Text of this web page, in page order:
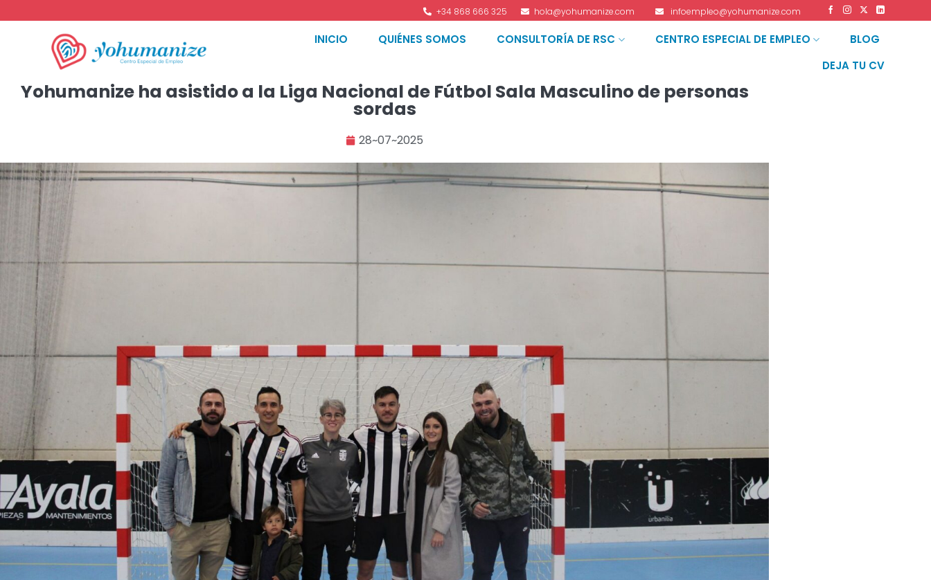
+34 868 666 325 hola@yohumanize.com infoempleo@yohumanize.com
INICIO QUIÉNES SOMOS CONSULTORÍA DE RSC CENTRO ESPECIAL DE EMPLEO
BLOG
DEJA TU CV
Yohumanize ha asistido a la Liga Nacional de Fútbol Sala Masculino de personas
sordas
28~07~2025